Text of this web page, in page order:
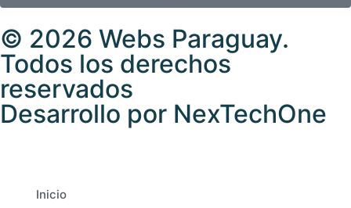
© 2026 Webs Paraguay.
Todos los derechos
reservados
Desarrollo por NexTechOne
Inicio